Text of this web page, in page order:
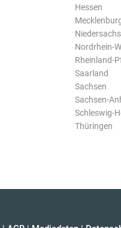
Hessen
Nordrhein-
Rheinland-
Saarland
Sachsen
Sachsen-
Schleswig-
Thüringen